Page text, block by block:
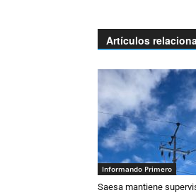
Artículos
Informando Primero
Saesa mantiene